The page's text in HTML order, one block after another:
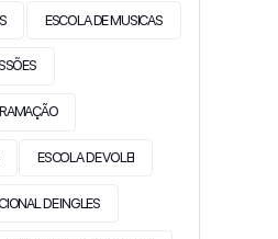
ESCOLA DE MUSICAS
ESCOLA DE VOLEI
DE INGLES